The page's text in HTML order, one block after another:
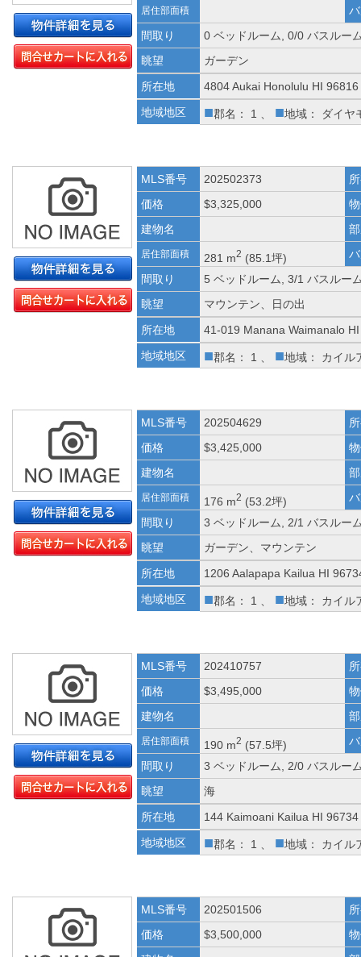
居住部面積
間取り
0 ベッドルーム, 0/0 バスルー
眺望
ガーデン
所在地
4804 Aukai Honolulu HI 96816
地域地区
■郡名： 1 、 ■地域： ダイヤ
MLS番号 202502373
価格
$3,325,000
建物名
居住部面積 281 m2 (85.1坪)
間取り
5 ベッドルーム, 3/1 バスルー
眺望
マウンテン、日の出
所在地
41-019 Manana Waimanalo
地域地区
■郡名： 1 、 ■地域： カイル
MLS番号 202504629
価格
$3,425,000
建物名
居住部面積 176 m2 (53.2坪)
間取り
3 ベッドルーム, 2/1 バスルー
眺望
ガーデン、マウンテン
所在地
1206 Aalapapa Kailua HI
地域地区
■郡名： 1 、 ■地域： カイル
MLS番号 202410757
価格
$3,495,000
建物名
居住部面積 190 m2 (57.5坪)
間取り
3 ベッドルーム, 2/0 バスルー
眺望
海
所在地
144 Kaimoani Kailua HI 96734
地域地区
■郡名： 1 、 ■地域： カイル
MLS番号 202501506
価格
$3,500,000